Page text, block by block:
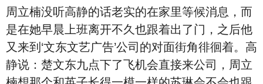
周立楠没听高静的话老实的在家里等候消息，而
是在她早晨上班离开不久也跟着出了门，之后他
又来到‘文东文艺广告’公司的对面街角徘徊着。高
静说：楚文东九点下了飞机会直接来公司，周立